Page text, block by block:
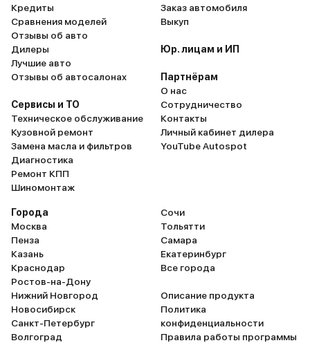
Кредиты
Сравнения моделей
Отзывы об авто
Дилеры
Лучшие авто
Отзывы об автосалонах
Сервисы и ТО
Техническое обслуживание
Кузовной ремонт
Замена масла и фильтров
Диагностика
Ремонт КПП
Шиномонтаж
Заказ автомобиля
Выкуп
Юр. лицам и ИП
Партнёрам
О нас
Сотрудничество
Контакты
Личный кабинет дилера
YouTube Autospot
Города
Москва
Пенза
Казань
Краснодар
Ростов-на-Дону
Нижний Новгород
Новосибирск
Санкт-Петербург
Волгоград
Сочи
Тольятти
Самара
Екатеринбург
Все города
Описание продукта
Политика
конфиденциальности
Правила работы программы